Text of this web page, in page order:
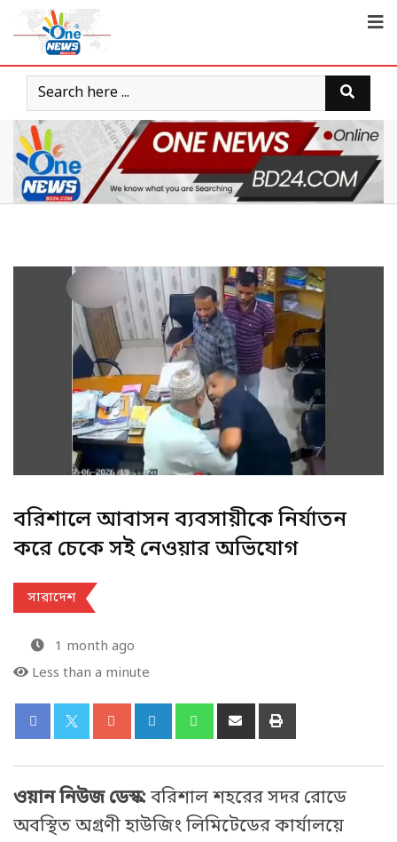
বরিশালে আবাসন ব্যবসায়ীকে নির্যাতন
করে চেকে সই নেওয়ার অভিযোগ
সারাদেশ
1 month ago
Less than a minute
ওয়ান নিউজ ডেস্ক: বরিশাল শহরের সদর রোডে
অবস্থিত অগ্রণী হাউজিং লিমিটেডের কার্যালয়ে